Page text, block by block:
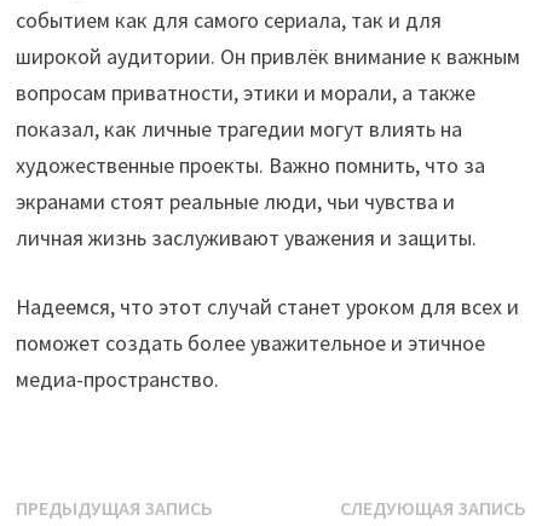
событием как для самого сериала, так и для
широкой аудитории. Он привлёк внимание к важным
вопросам приватности, этики и морали, а также
показал, как личные трагедии могут влиять на
художественные проекты. Важно помнить, что за
экранами стоят реальные люди, чьи чувства и
личная жизнь заслуживают уважения и защиты.
Надеемся, что этот случай станет уроком для всех и
поможет создать более уважительное и этичное
медиа-пространство.
Навигация
ПРЕДЫДУЩАЯ ЗАПИСЬПредыдущая
СЛЕДУЮЩАЯ ЗАПИСЬ